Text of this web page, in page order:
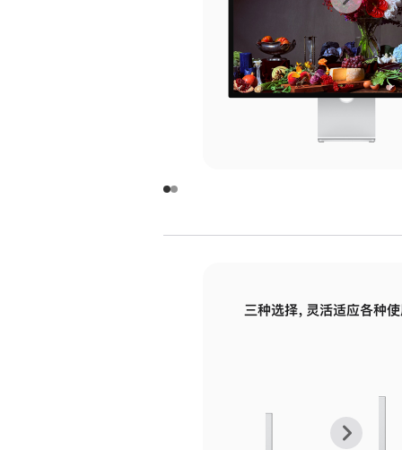
一
张
图
面
一
张
图
面
三种选择，灵活适应各种使
上
下